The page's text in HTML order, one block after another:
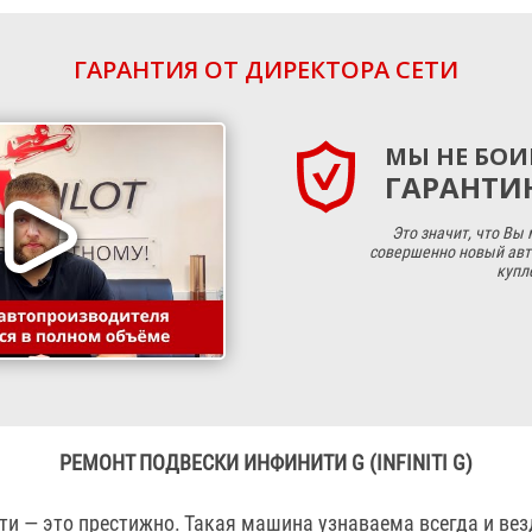
ГАРАНТИЯ ОТ ДИРЕКТОРА СЕТИ
МЫ НЕ
Это значит, что Вы
совершенно новый
РЕМОНТ ПОДВЕСКИ ИНФИНИТИ G (INFINITI G)
— это престижно. Такая машина узнаваема всегда и